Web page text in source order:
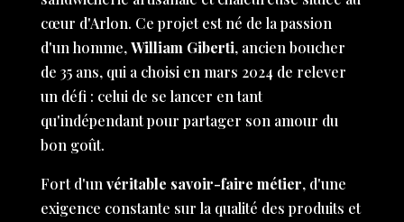
cœur d'Arlon. Ce projet est né de la passion
d'un homme,William Giberti, ancien boucher
de 35 ans, qui a choisi en mars 2024 de relever
un défi : celui de se lancer en tant
qu'indépendant pour partager son amour du
bon goût.
Fort d'unvéritable savoir-faire métier, d'une
exigence constante sur la qualité des produits et